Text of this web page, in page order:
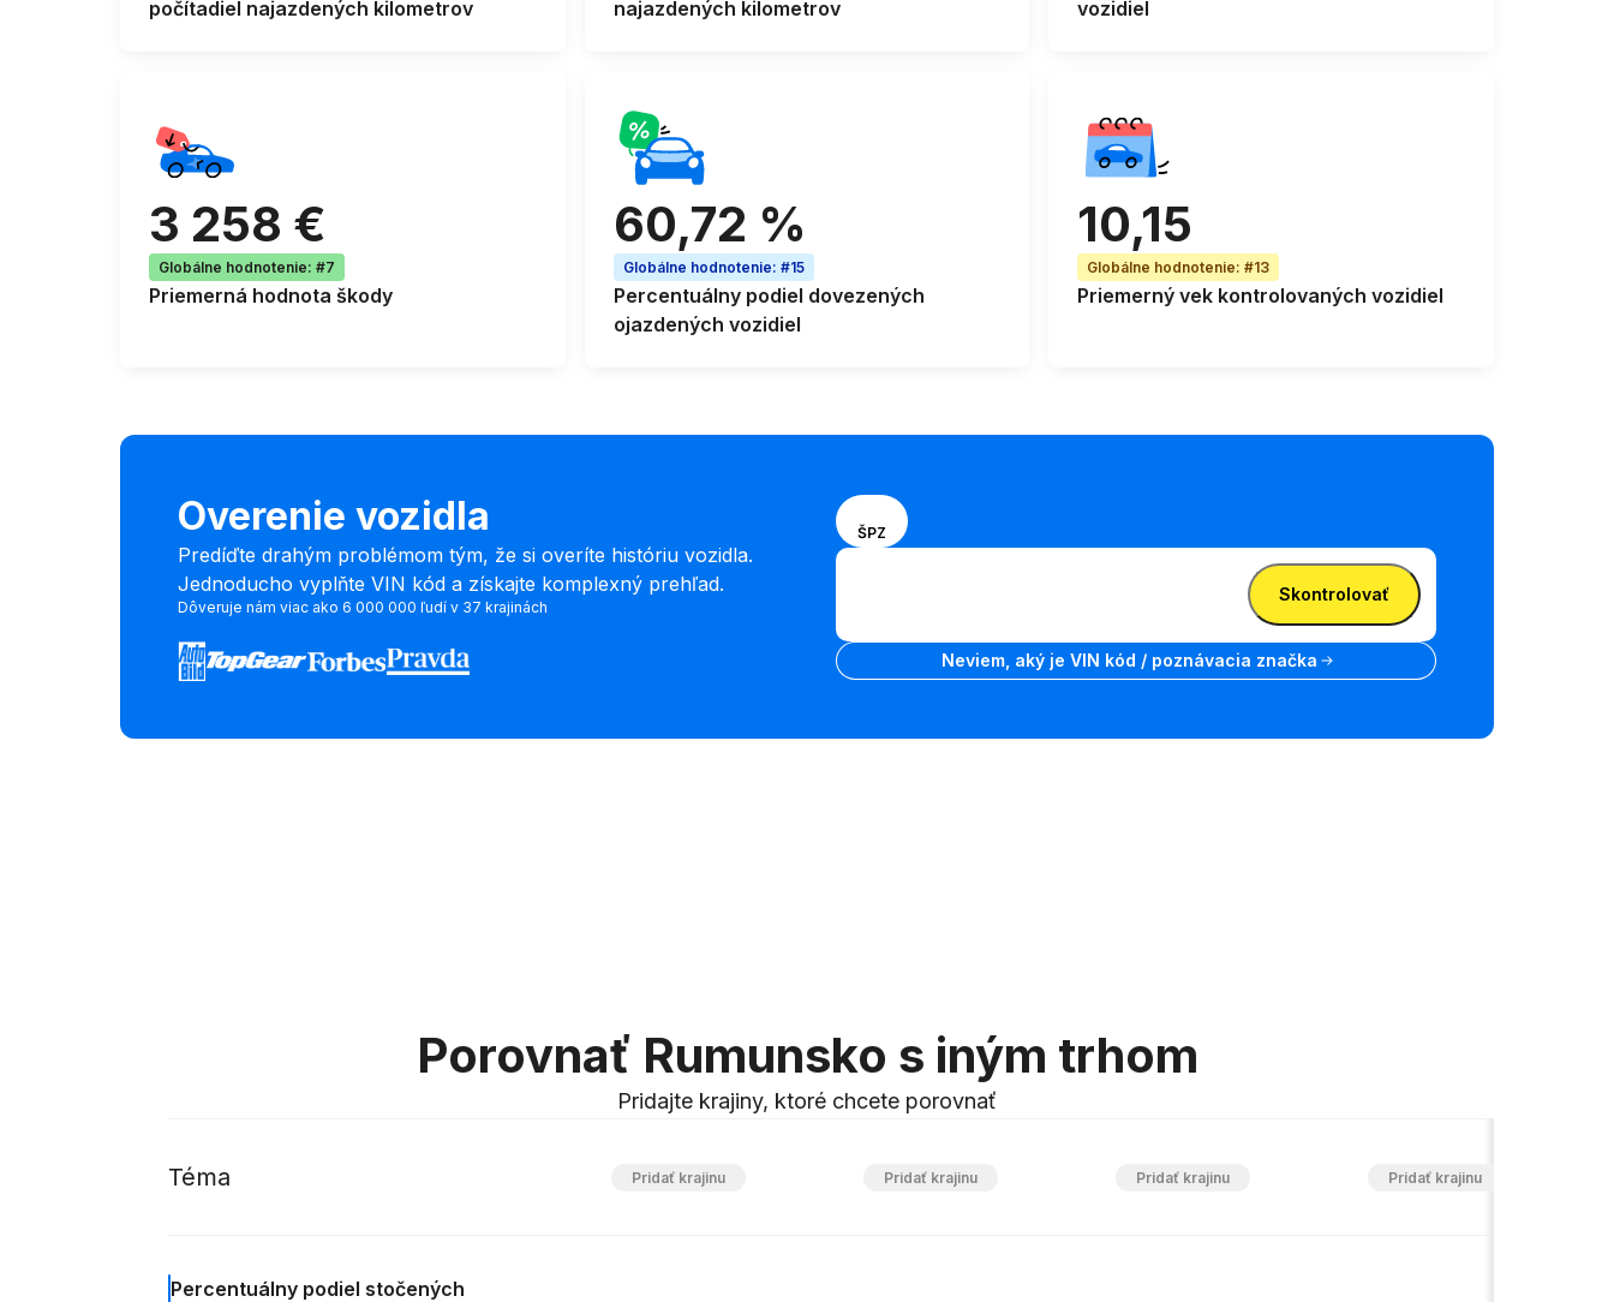
počítadiel najazdených kilometrov
najazdených kilometrov
vozidiel
3 258 €
Globálne hodnotenie: #7
Priemerná hodnota škody
60,72 %
Globálne hodnotenie: #15
Percentuálny podiel dovezených
ojazdených vozidiel
10,15
Globálne hodnotenie:#13
Priemerný vek kontrolovaných vozidiel
Overenie vozidla
Predíďte drahým problémom tým, že si overíte históriu vozidla.
Jednoducho vyplňte VIN kód a získajte komplexný prehľad.
Dôveruje nám viac ako 6 000 000 ľudí v 37 krajinách
Vyberte
spôsob
a
poznávacou
ŠPZ
Zadajte VIN
Zadajte VIN
Skontrolovať
Neviem, aký je VIN kód / poznávacia značka
Porovnať Rumunsko s iným trhom
Pridajte krajiny, ktoré chcete porovnať
Téma
Percentuálny podiel stočených